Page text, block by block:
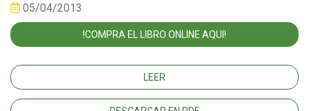
05/04/2013
!COMPRA EL LIBRO ONLINE AQUI!
LEER